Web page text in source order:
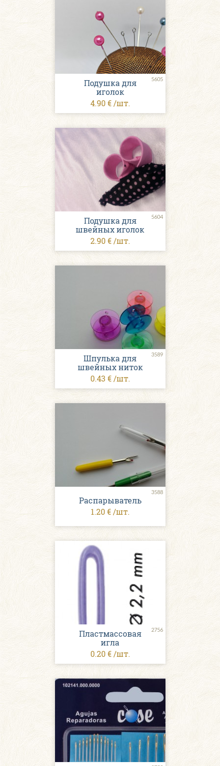
5605
Подушка для
иголок
4.90 € /шт.
5604
Подушка для
швейных иголок
2.90 € /шт.
3589
Шпулька для
швейных ниток
0.43 € /шт.
3588
Распарыватель
1.20 € /шт.
2756
Пластмассовая
игла
0.20 € /шт.